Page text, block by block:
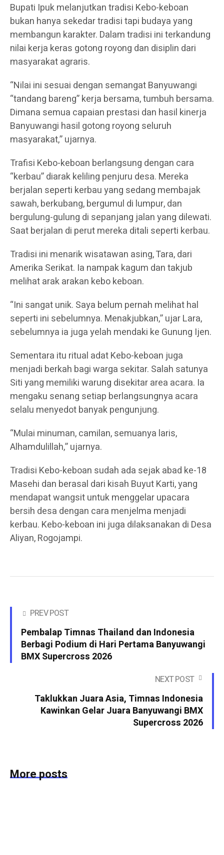
Bupati Ipuk melanjutkan tradisi Kebo-keboan
bukan hanya sekedar tradisi tapi budaya yang
membangun karakter. Dalam tradisi ini terkandung
nilai kerja keras gotong royong dan disiplin dari
masyarakat agraris.
“Nilai ini sesuai dengan semangat Banyuwangi
“tandang bareng” kerja bersama, tumbuh bersama.
Dimana semua capaian prestasi dan hasil kinerja
Banyuwangi hasil gotong royong seluruh
masyarakat,” ujarnya.
Trafisi Kebo-keboan berlangsung dengan cara
“kerbau” diarak keliling penjuru desa. Mereka
berjalan seperti kerbau yang sedang membajak
sawah, berkubang, bergumul di lumpur, dan
bergulung-gulung di sepanjang jalan yang dilewati.
Saat berjalan di perut mereka ditali seperti kerbau.
Tradisi ini menarik wisatawan asing, Tara, dari
Amerika Serikat. Ia nampak kagum dan takjub
melihat arak arakan kebo keboan.
“Ini sangat unik. Saya belum pernah melihat hal
seperti ini sebelumnya. Menakjubkan,” ujar Lara,
sebelumnya ia juga yelah mendaki ke Gunung Ijen.
Sementara itu ritual adat Kebo-keboan juga
menjadi berkah bagi warga sekitar. Salah satunya
Siti yang memiliki warung disekitar area acara. Ia
mengaku senang setiap berlangsungnya acara
selalu menyedot banyak pengunjung.
“Mulai minuman, camilan, semuanya laris,
Alhamdulillah,” ujarnya.
Tradisi Kebo-keboan sudah ada sejak abad ke-18
Masehi dan berasal dari kisah Buyut Karti, yang
mendapat wangsit untuk menggelar upacara
bersih desa dengan cara menjelma menjadi
kerbau. Kebo-keboan ini juga dilaksanakan di Desa
Aliyan, Rogojampi.
PREV POST
Pembalap Timnas Thailand dan Indonesia
Berbagi Podium di Hari Pertama Banyuwangi
BMX Supercross 2026
NEXT POST
Taklukkan Juara Asia, Timnas Indonesia
Kawinkan Gelar Juara Banyuwangi BMX
Supercross 2026
More posts